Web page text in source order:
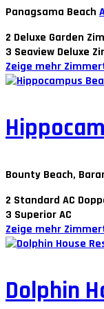
Panagsama Beach
2 Deluxe Garden
3 Seaview Deluxe
Zeige mehr
Bounty Beach,
2 Standard AC
3 Superior AC
Zeige mehr
Dolphin